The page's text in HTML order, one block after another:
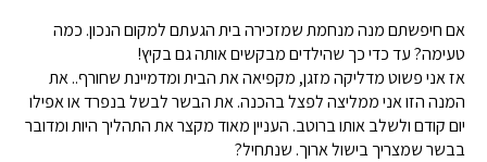
אם חיפשתם מנה מנחמת שמזכירה בית הגעתם למקום הנכון. כמה
טעימה? עד כדי כך שהילדים מבקשים אותה גם בקיץ!
אז אני פשוט מדליקה מזגן, מקפיאה את הבית ומדמיינת שחורף.. את
המנה הזו אני ממליצה לפצל בהכנה. את הבשר לבשל בנפרד או אפילו
יום קודם ולשלב אותו ברוטב. העניין מאוד מקצר את התהליך היות ומדובר
בבשר שמצריך בישול ארוך. שנתחיל?